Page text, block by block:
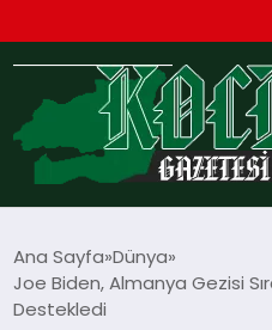
TEKNOLOJI
Ana Sayfa Dünya
Joe Biden, Almanya Gezisi
Destekledi